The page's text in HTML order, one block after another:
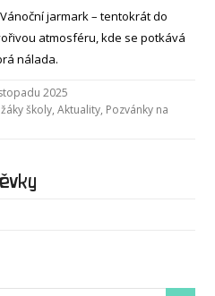
jarmark – tentokrát do
atmosféru, kde se potkává
nálada.
2025
školy,Aktuality, Pozvánky na